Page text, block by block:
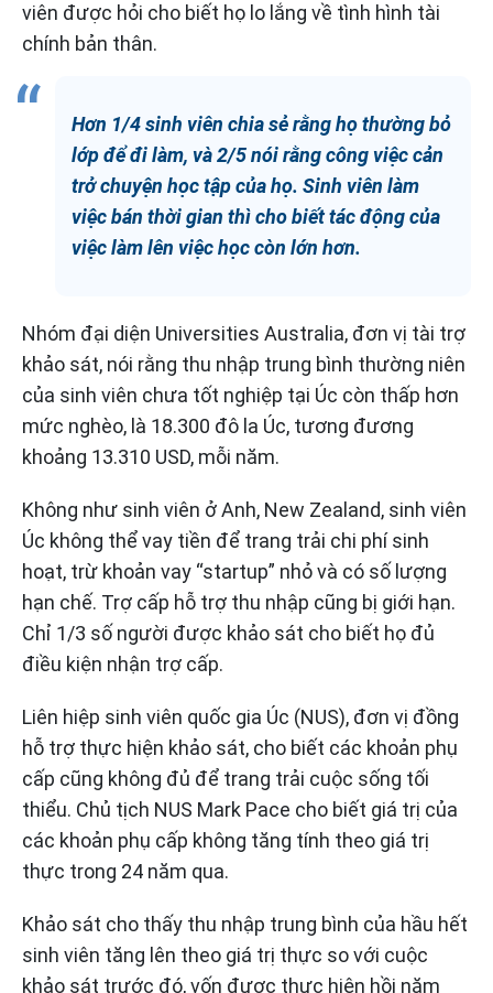
viên được hỏi cho biết họ lo lắng về tình hình tài
chính bản thân.
Hơn 1/4 sinh viên chia sẻ rằng họ thường bỏ
lớp để đi làm, và 2/5 nói rằng công việc cản
trở chuyện học tập của họ. Sinh viên làm
việc bán thời gian thì cho biết tác động của
việc làm lên việc học còn lớn hơn.
Nhóm đại diện Universities Australia, đơn vị tài trợ
khảo sát, nói rằng thu nhập trung bình thường niên
của sinh viên chưa tốt nghiệp tại Úc còn thấp hơn
mức nghèo, là 18.300 đô la Úc, tương đương
khoảng 13.310 USD, mỗi năm.
Không như sinh viên ở Anh, New Zealand, sinh viên
Úc không thể vay tiền để trang trải chi phí sinh
hoạt, trừ khoản vay “startup” nhỏ và có số lượng
hạn chế. Trợ cấp hỗ trợ thu nhập cũng bị giới hạn.
Chỉ 1/3 số người được khảo sát cho biết họ đủ
điều kiện nhận trợ cấp.
Liên hiệp sinh viên quốc gia Úc (NUS), đơn vị đồng
hỗ trợ thực hiện khảo sát, cho biết các khoản phụ
cấp cũng không đủ để trang trải cuộc sống tối
thiểu. Chủ tịch NUS Mark Pace cho biết giá trị của
các khoản phụ cấp không tăng tính theo giá trị
thực trong 24 năm qua.
Khảo sát cho thấy thu nhập trung bình của hầu hết
sinh viên tăng lên theo giá trị thực so với cuộc
khảo sát trước đó, vốn được thực hiện hồi năm